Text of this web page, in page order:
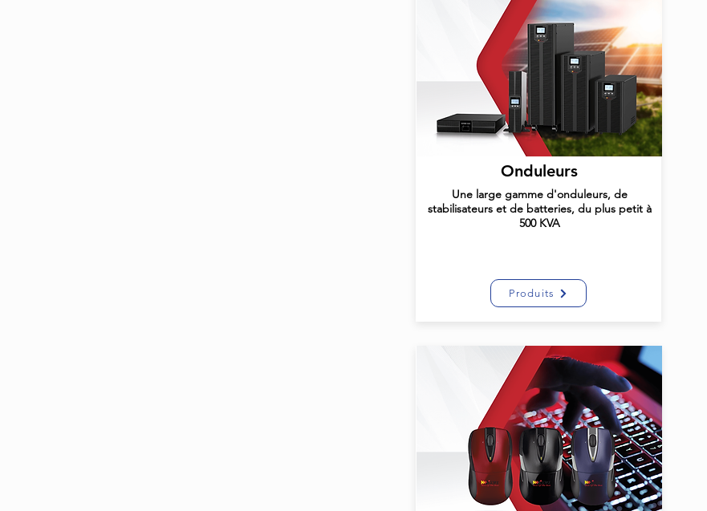
Onduleurs
Une large gamme d'onduleurs, de
stabilisateurs et de batteries, du plus petit à
500 KVA
Produits